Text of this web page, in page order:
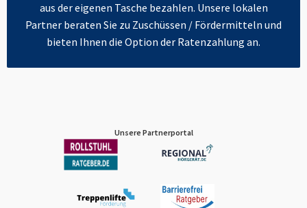
aus der eigenen Tasche bezahlen. Unsere lokalen
Partner beraten Sie zu Zuschüssen / Fördermitteln und
bieten Ihnen die Option der Ratenzahlung an.
Unsere Partnerportal